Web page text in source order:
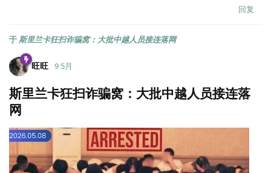
回复
于 斯里兰卡狂扫诈骗窝：大批中越人员接连落网
旺旺 9 5月
斯里兰卡狂扫诈骗窝：大批中越人员接连落
网